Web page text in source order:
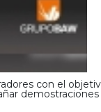
con el
demostraciones